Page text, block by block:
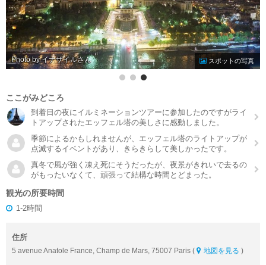
Photo by イナザイル スポットの写真
ここがみどころ
到着日の夜にイルミネーションツアーに参加したのですがライ
トアップされたエッフェル塔の美しさに感動しました。
季節によるかもしれませんが、エッフェル塔のライトアップが
点滅するイベントがあり、きらきらして美しかったです。
真冬で風が強く凍え死にそうだったが、夜景がきれいで去るの
がもったいなくて、頑張って結構な時間とどまった。
観光の所要時間
1-2時間
住所
5 avenue Anatole France, Champ de Mars, 75007 Paris ( 地図を見る )